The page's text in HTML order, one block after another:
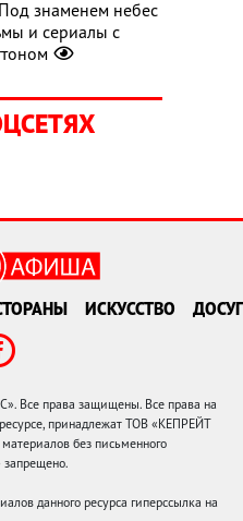
знаменем небес
и сериалы с
ИСКУССТВО ДОСУГ
Все права защищены. Все права на
принадлежат ТОВ «КЕПРЕЙТ
без письменного
данного ресурса гиперссылка на